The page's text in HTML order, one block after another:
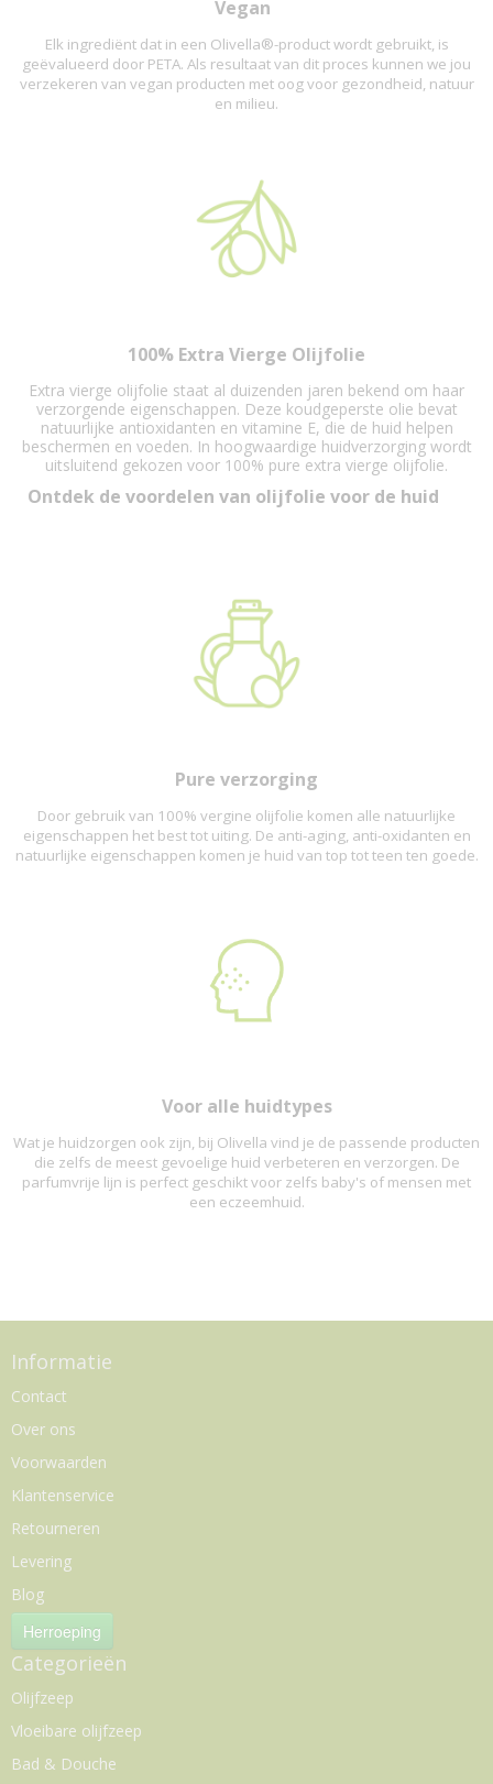
Vegan
Elk ingrediënt dat in een Olivella®-product wordt gebruikt, is
geëvalueerd door PETA. Als resultaat van dit proces kunnen we jou
verzekeren van vegan producten met oog voor gezondheid, natuur
en milieu.
100% Extra Vierge Olijfolie
Extra vierge olijfolie staat al duizenden jaren bekend om haar
verzorgende eigenschappen. Deze koudgeperste olie bevat
natuurlijke antioxidanten en vitamine E, die de huid helpen
beschermen en voeden. In hoogwaardige huidverzorging wordt
uitsluitend gekozen voor 100% pure extra vierge olijfolie.
Ontdek de voordelen van olijfolie voor de huid
Pure verzorging
Door gebruik van 100% vergine olijfolie komen alle natuurlijke
eigenschappen het best tot uiting. De anti-aging, anti-oxidanten en
natuurlijke eigenschappen komen je huid van top tot teen ten goede.
Voor alle huidtypes
Wat je huidzorgen ook zijn, bij Olivella vind je de passende producten
die zelfs de meest gevoelige huid verbeteren en verzorgen. De
parfumvrije lijn is perfect geschikt voor zelfs baby's of mensen met
een eczeemhuid.
Informatie
Contact
Over ons
Voorwaarden
Klantenservice
Retourneren
Levering
Blog
Herroeping
Categorieën
Olijfzeep
Vloeibare olijfzeep
Bad & Douche